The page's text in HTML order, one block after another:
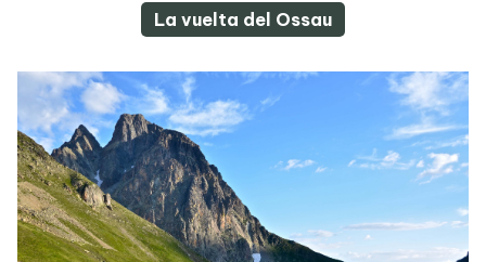
La vuelta del Ossau